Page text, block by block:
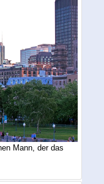
Mann, der das